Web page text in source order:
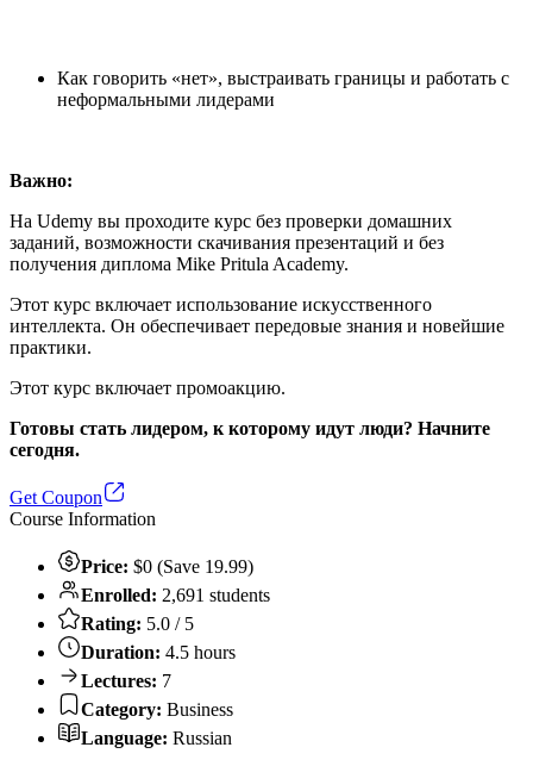
Как говорить «нет», выстраивать границы и работать с
неформальными лидерами
Важно:
На Udemy вы проходите курс без проверки домашних
заданий, возможности скачивания презентаций и без
получения диплома Mike Pritula Academy.
Этот курс включает использование искусственного
интеллекта. Он обеспечивает передовые знания и новейшие
практики.
Этот курс включает промоакцию.
Готовы стать лидером, к которому идут люди? Начните
сегодня.
Get Coupon
Course Information
Price: $0 (Save 19.99)
Enrolled: 2,691 students
Rating: 5.0 / 5
Duration: 4.5 hours
Lectures: 7
Category: Business
Language: Russian